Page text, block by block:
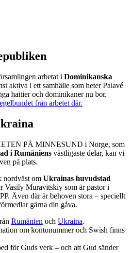
arbetat i Dominikanska
aktiva i ett samhälle som heter Palavé
haitier och dominikaner nu bor.
från arbetet där.
PÅ MINNESUND i Norge, som
i Rumäniens västligaste delar, kan vi
på plats.
nordväst om Ukrainas huvudstad
Vasily Muravitskiy som är pastor i
Även där är behoven stora – speciellt
gärna din gåva.
Rumänien och Ukraina.
om kontonummer och Swish finns
för Guds verk – och att Gud sänder